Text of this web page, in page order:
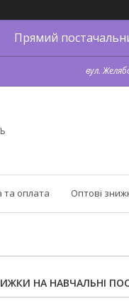
Прямий
вул.
та оплата Оптові
НА НАВЧАЛЬНІ